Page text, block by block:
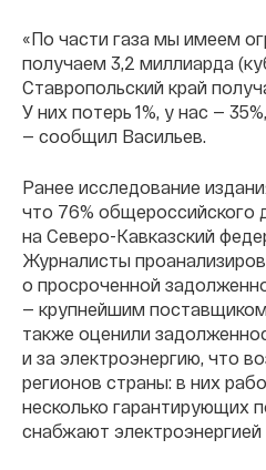
«По части газа мы имеем
получаем 3,2 миллиарда
Ставропольский край
У них потерь 1%, у нас —
— сообщил Васильев.
Ранее исследование
что 76% общероссийского
на Северо-Кавказский
Журналисты
о просроченной
— крупнейшим
также оценили
и за электроэнергию, что
регионов страны: в них
несколько гарантирующих
снабжают электроэнергией